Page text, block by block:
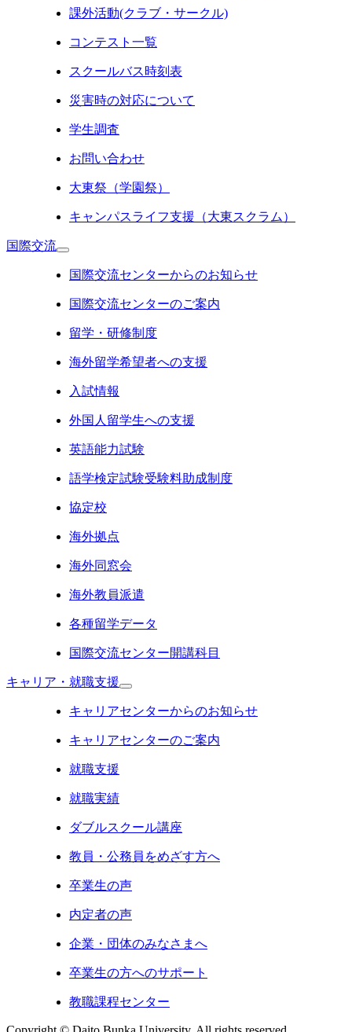
課外活動(クラブ・サークル)
コンテスト一覧
スクールバス時刻表
災害時の対応について
学生調査
お問い合わせ
大東祭（学園祭）
キャンパスライフ支援（大東スクラム）
国際交流
国際交流センターからのお知らせ
国際交流センターのご案内
留学・研修制度
海外留学希望者への支援
入試情報
外国人留学生への支援
英語能力試験
語学検定試験受験料助成制度
協定校
海外拠点
海外同窓会
海外教員派遣
各種留学データ
国際交流センター開講科目
キャリア・就職支援
キャリアセンターからのお知らせ
キャリアセンターのご案内
就職支援
就職実績
ダブルスクール講座
教員・公務員をめざす方へ
卒業生の声
内定者の声
企業・団体のみなさまへ
卒業生の方へのサポート
教職課程センター